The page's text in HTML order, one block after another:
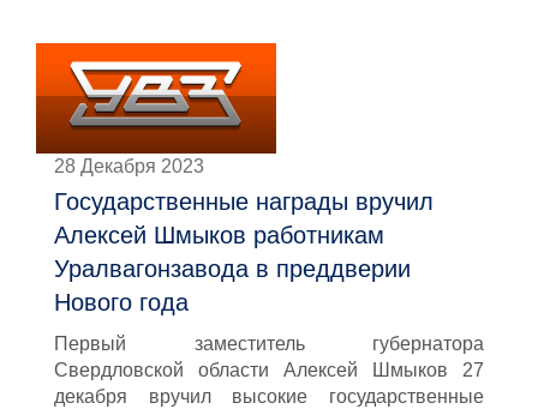
28 Декабря 2023
Государственные награды вручил
Алексей Шмыков работникам
Уралвагонзавода в преддверии
Нового года
Первый заместитель губернатора
Свердловской области Алексей Шмыков 27
декабря вручил высокие государственные